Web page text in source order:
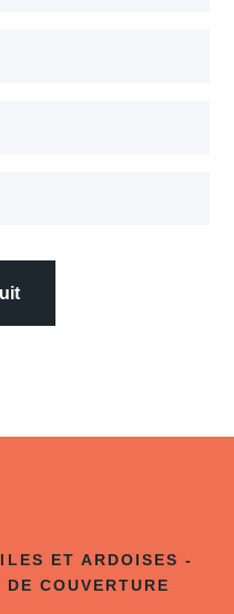
ET ARDOISES -
COUVERTURE